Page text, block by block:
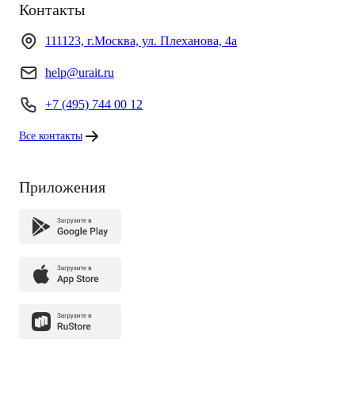
Контакты
111123, г.Москва, ул. Плеханова, 4а
help@urait.ru
+7 (495) 744 00 12
Все контакты
Приложения